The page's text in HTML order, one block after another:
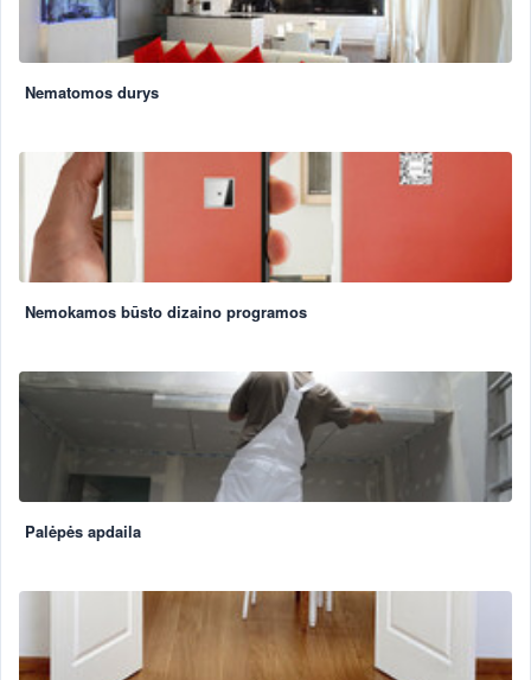
Nematomos durys
Nemokamos būsto dizaino programos
Palėpės apdaila